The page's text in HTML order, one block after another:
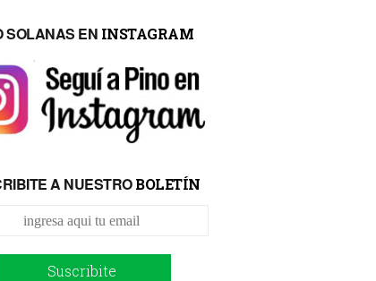
SOLANAS EN INSTAGRAM
A NUESTROBOLETÍN
Suscribite